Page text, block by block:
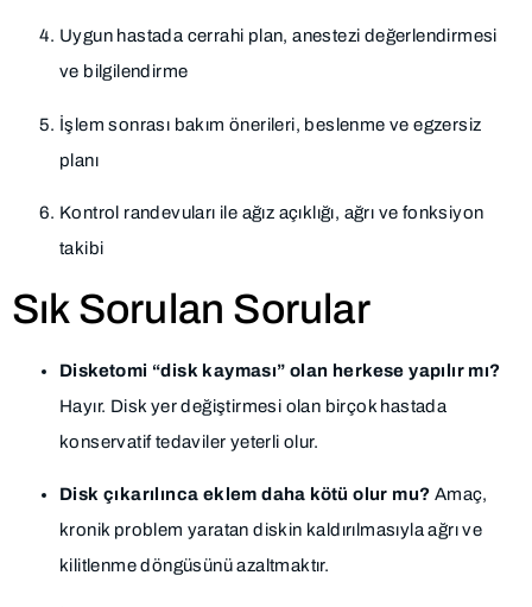
Uygun hastada cerrahi plan, anestezi değerlendirmesi
ve bilgilendirme
İşlem sonrası bakım önerileri, beslenme ve egzersiz
planı
Kontrol randevuları ile ağız açıklığı, ağrı ve fonksiyon
takibi
Sık Sorulan Sorular
Disketomi “disk kayması” olan herkese yapılır mı?
Hayır. Disk yer değiştirmesi olan birçok hastada
konservatif tedaviler yeterli olur.
Disk çıkarılınca eklem daha kötü olur mu? Amaç,
kronik problem yaratan diskin kaldırılmasıyla ağrı ve
kilitlenme döngüsünü azaltmaktır.